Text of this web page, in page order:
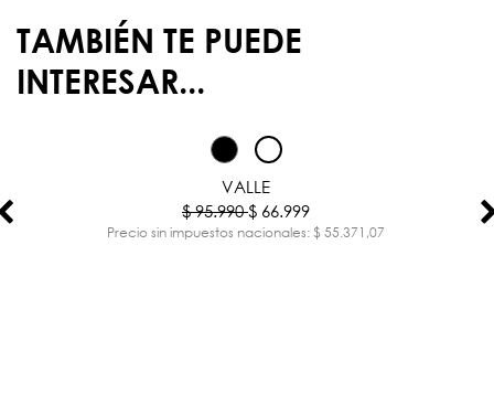
TAMBIÉN TE PUEDE
INTERESAR...
VALLE
$ 95.990$ 66.999
Precio sin impuestos nacionales: $ 55.371,07